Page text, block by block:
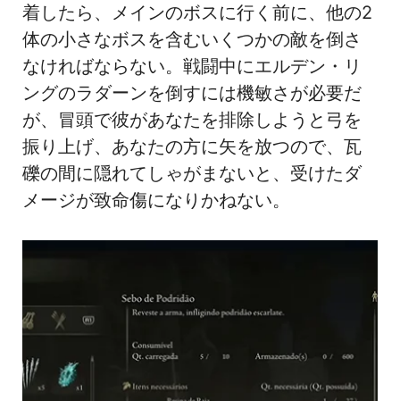
着したら、メインのボスに行く前に、他の2
体の小さなボスを含むいくつかの敵を倒さ
なければならない。戦闘中にエルデン・リ
ングのラダーンを倒すには機敏さが必要だ
が、冒頭で彼があなたを排除しようと弓を
振り上げ、あなたの方に矢を放つので、瓦
礫の間に隠れてしゃがまないと、受けたダ
メージが致命傷になりかねない。